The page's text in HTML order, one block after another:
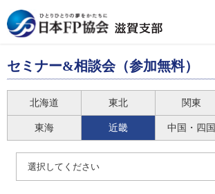
セミナー&相談会（参加無料）
北海道 東北 関東
東海 近畿 中国・四国
選択してください